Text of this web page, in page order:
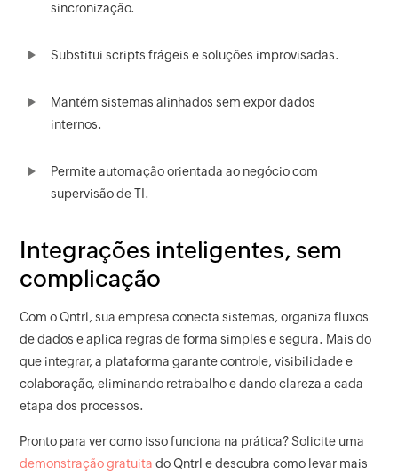
sincronização.
Substitui scripts frágeis e soluções improvisadas.
Mantém sistemas alinhados sem expor dados
internos.
Permite automação orientada ao negócio com
supervisão de TI.
Integrações inteligentes, sem
complicação
Com o Qntrl, sua empresa conecta sistemas, organiza fluxos
de dados e aplica regras de forma simples e segura. Mais do
que integrar, a plataforma garante controle, visibilidade e
colaboração, eliminando retrabalho e dando clareza a cada
etapa dos processos.
Pronto para ver como isso funciona na prática? Solicite uma
demonstração gratuita do Qntrl e descubra como levar mais